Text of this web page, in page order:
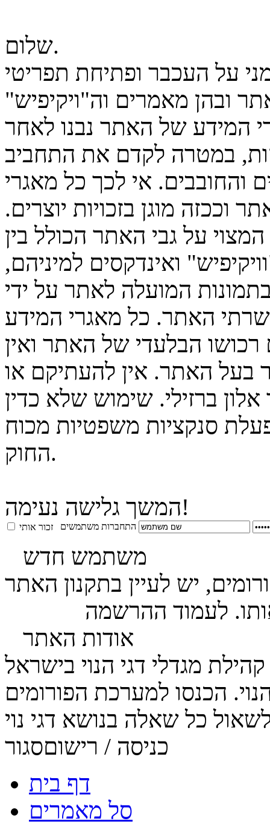
שלום.
על העכבר ופתיחת תפריטי
ובהן מאמרים וה"ויקיפיש"
המידע של האתר נבנו לאחר
במטרה לקדם את התחביב
והחובבים. אי לכך כל מאגרי
וככזה מוגן בזכויות יוצרים.
על גבי האתר הכולל בין
ואינדקסים למיניהם,
המועלה לאתר על ידי
שרתי האתר. כל מאגרי המידע
הבלעדי של האתר ואין
בעל האתר. אין להעתיקם או
ברזילי. שימוש שלא כדין
סנקציות משפטיות מכוח
החוק.
המשך גלישה נעימה!
התחברות משתמשים זכור אותי
משתמש חדש
יש לעיין בתקנון האתר
לעמוד ההרשמה
אודות האתר
הכנסו למערכת הפורומים
כניסה / רישוםסגור
דף בית
סל מאמרים